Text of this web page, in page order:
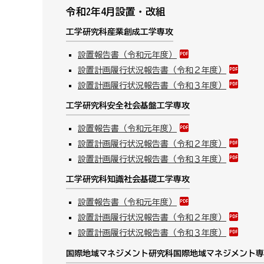
令和2年4月設置・改組
工学研究科産業創成工学専攻
設置報告書（令和元年度）
設置計画履行状況報告書（令和２年度）
設置計画履行状況報告書（令和３年度）
工学研究科安全社会基盤工学専攻
設置報告書（令和元年度）
設置計画履行状況報告書（令和２年度）
設置計画履行状況報告書（令和３年度）
工学研究科知識社会基礎工学専攻
設置報告書（令和元年度）
設置計画履行状況報告書（令和２年度）
設置計画履行状況報告書（令和３年度）
国際地域マネジメント研究科国際地域マネジメント